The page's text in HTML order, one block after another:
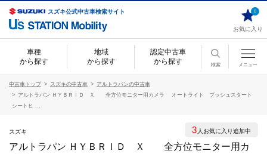
スズキ公式中古車検索サイト
お気に入り
0
車種
から探す
地域
から探す
認定中古車
から探す
検索 メニュー
中古車トップ スズキの中古車
アルトラパンの中古車
アルトラパン ＨＹＢＲＩＤ Ｘ 全方位モニター用カメラ オートライト プッシュスタート
シートヒ ...
スズキ
アルトラパン ＨＹＢＲＩＤ Ｘ 全方位モニター用カ
3 人お気に入り追加中